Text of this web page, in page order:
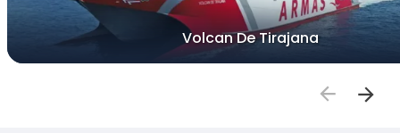
Volcan De Tirajana